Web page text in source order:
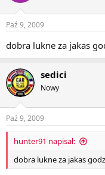
Paź 9, 2009
dobra lukne za jakas
sedici
Nowy
Paź 9, 2009
hunter91 napisał:
dobra lukne za jakas